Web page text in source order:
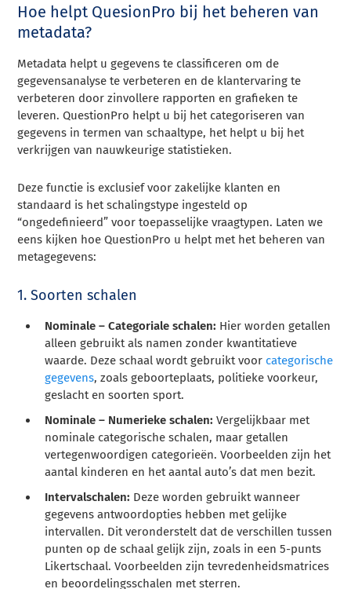
Hoe helpt QuesionPro bij het beheren van
metadata?
Metadata helpt u gegevens te classificeren om de
gegevensanalyse te verbeteren en de klantervaring te
verbeteren door zinvollere rapporten en grafieken te
leveren. QuestionPro helpt u bij het categoriseren van
gegevens in termen van schaaltype, het helpt u bij het
verkrijgen van nauwkeurige statistieken.
Deze functie is exclusief voor zakelijke klanten en
standaard is het schalingstype ingesteld op
“ongedefinieerd” voor toepasselijke vraagtypen. Laten we
eens kijken hoe QuestionPro u helpt met het beheren van
metagegevens:
1. Soorten schalen
Nominale – Categoriale schalen: Hier worden getallen
alleen gebruikt als namen zonder kwantitatieve
waarde. Deze schaal wordt gebruikt voor categorische
gegevens, zoals geboorteplaats, politieke voorkeur,
geslacht en soorten sport.
Nominale – Numerieke schalen: Vergelijkbaar met
nominale categorische schalen, maar getallen
vertegenwoordigen categorieën. Voorbeelden zijn het
aantal kinderen en het aantal auto’s dat men bezit.
Intervalschalen: Deze worden gebruikt wanneer
gegevens antwoordopties hebben met gelijke
intervallen. Dit veronderstelt dat de verschillen tussen
punten op de schaal gelijk zijn, zoals in een 5-punts
Likertschaal. Voorbeelden zijn tevredenheidsmatrices
en beoordelingsschalen met sterren.